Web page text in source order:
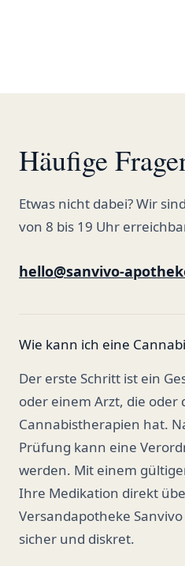
Häufige
Etwas nicht dabei? Wir
von 8 bis 19 Uhr
hello@sanvivo-
Wie kann ich eine
Der erste Schritt ist ein
oder einem Arzt, die
Cannabistherapien hat.
Prüfung kann eine
werden. Mit einem
Ihre Medikation direkt
Versandapotheke
sicher und diskret.